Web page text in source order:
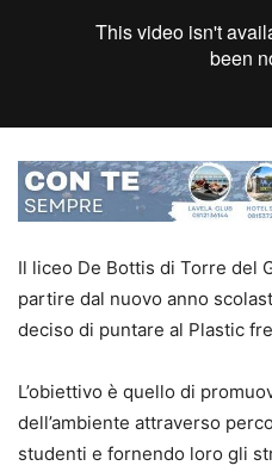
Il liceo De Bottis di Torre del
partire dal nuovo anno
deciso di puntare al Plastic
L’obiettivo è quello di
dell’ambiente attraverso
studenti e fornendo loro gli